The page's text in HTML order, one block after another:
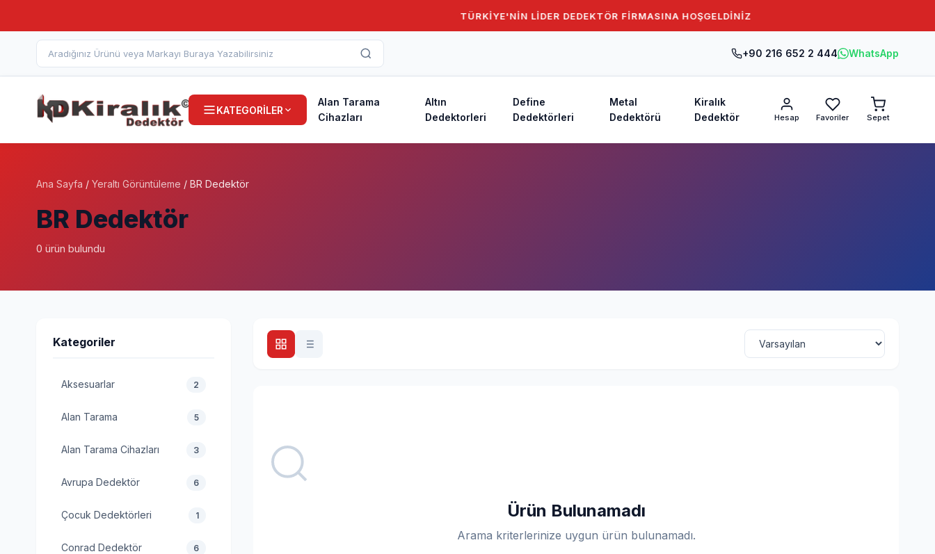
TÜRKİYE'NİN LİDER DEDEKTÖR FİRMASINA HOŞGELDİNİZ
+90 216 652 2 444 WhatsApp
KATEGORİLER
Alan Tarama
Cihazları
Altın
Dedektorleri
Define
Dedektörleri
Metal
Dedektörü
Kiralık
Dedektör
Hesap Favoriler Sepet
Ana Sayfa / Yeraltı Görüntüleme / BR Dedektör
BR Dedektör
0 ürün bulundu
Kategoriler
Aksesuarlar 2
Alan Tarama 5
Alan Tarama Cihazları 3
Avrupa Dedektör 6
Çocuk Dedektörleri 1
Conrad Dedektör 6
Ürün Bulunamadı
Arama kriterlerinize uygun ürün bulunamadı.